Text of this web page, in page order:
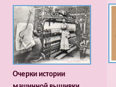
Очерки истории